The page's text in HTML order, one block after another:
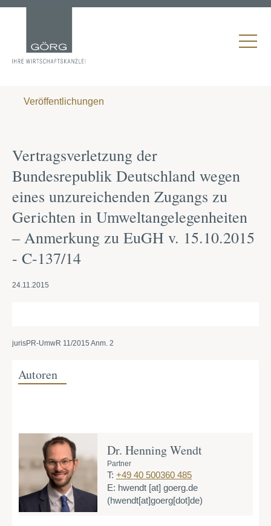
Veröffentlichungen
Vertragsverletzung der
Bundesrepublik Deutschland wegen
eines unzureichenden Zugangs zu
Gerichten in Umweltangelegenheiten
– Anmerkung zu EuGH v. 15.10.2015
- C-137/14
24.11.2015
jurisPR-UmwR 11/2015 Anm. 2
Autoren
Dr. Henning Wendt
Partner
T: +49 40 500360 485
E: hwendt [at] goerg.de
(hwendt[at]goerg[dot]de)